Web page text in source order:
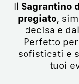
Il Sagrantino
pregiato,
decisa e
Perfetto
sofisticati e
tuoi